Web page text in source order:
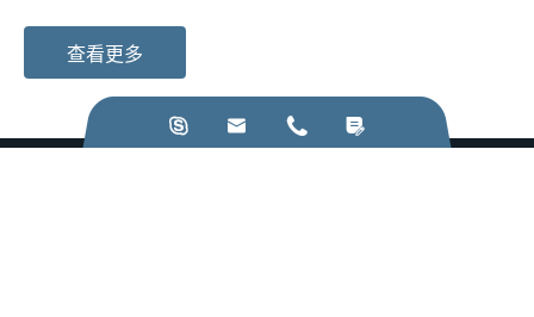
查看更多
   